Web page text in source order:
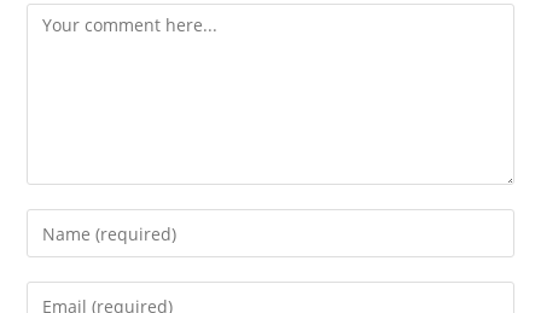
Comment
Enter
your
name
Enter